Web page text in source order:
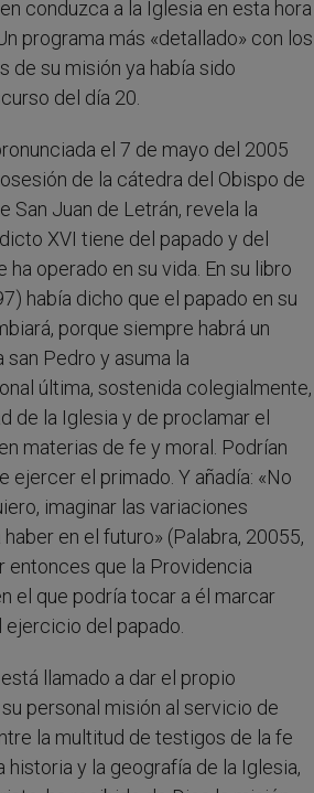
conduzca a la Iglesia en esta hora
programa más «detallado» con los
de su misión ya había sido
del día 20.
el 7 de mayo del 2005
de la cátedra del Obispo de
San Juan de Letrán, revela la
XVI tiene del papado y del
operado en su vida. En su libro
había dicho que el papado en su
porque siempre habrá un
san Pedro y asuma la
última, sostenida colegialmente,
de la Iglesia y de proclamar el
materias de fe y moral. Podrían
ejercer el primado. Y añadía: «No
imaginar las variaciones
en el futuro» (Palabra, 20055,
entonces que la Providencia
el que podría tocar a él marcar
ejercicio del papado.
llamado a dar el propio
personal misión al servicio de
la multitud de testigos de la fe
historia y la geografía de la Iglesia,